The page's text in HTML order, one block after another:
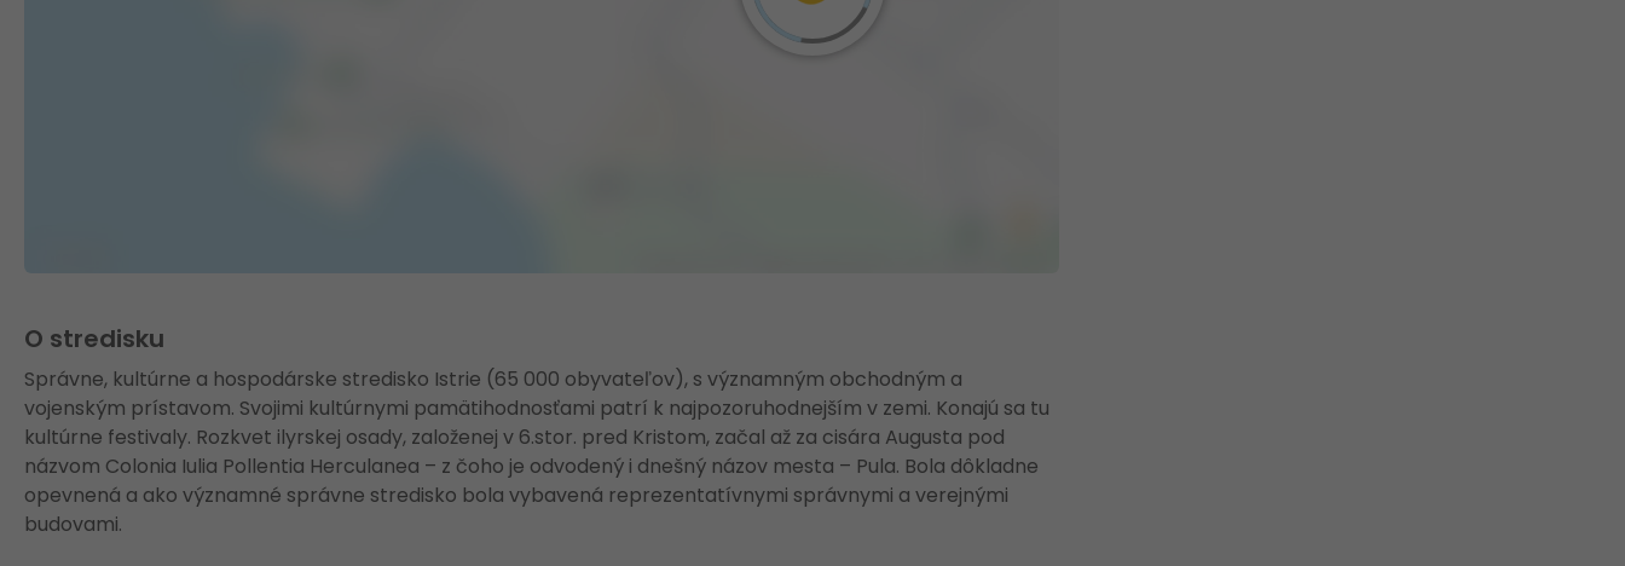
O stredisku
Správne, kultúrne a hospodárske stredisko Istrie (65 000 obyvateľov), s významným obchodným a
vojenským prístavom. Svojimi kultúrnymi pamätihodnosťami patrí k najpozoruhodnejším v zemi. Konajú sa tu
kultúrne festivaly. Rozkvet ilyrskej osady, založenej v 6.stor. pred Kristom, začal až za cisára Augusta pod
názvom Colonia Iulia Pollentia Herculanea – z čoho je odvodený i dnešný názov mesta – Pula. Bola dôkladne
opevnená a ako významné správne stredisko bola vybavená reprezentatívnymi správnymi a verejnými
budovami.